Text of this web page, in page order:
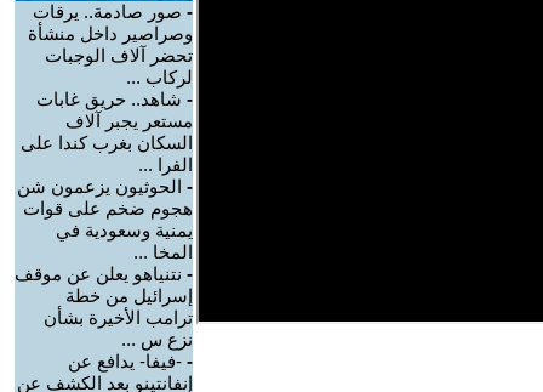
- صور صادمة.. يرقات
وصراصير داخل منشأة
تحضر آلاف الوجبات
لركاب ...
- شاهد.. حريق غابات
مستعر يجبر آلاف
السكان بغرب كندا على
الفرا ...
- الحوثيون يزعمون شن
هجوم ضخم على قوات
يمنية وسعودية في
المخا ...
- نتنياهو يعلن عن موقف
إسرائيل من خطة
ترامب الأخيرة بشأن
نزع س ...
- -فيفا- يدافع عن
إنفانتينو بعد الكشف عن